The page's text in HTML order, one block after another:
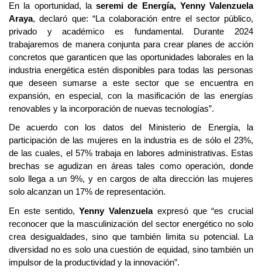
En la oportunidad, la seremi de Energía, Yenny Valenzuela
Araya, declaró que: “La colaboración entre el sector público,
privado y académico es fundamental. Durante 2024
trabajaremos de manera conjunta para crear planes de acción
concretos que garanticen que las oportunidades laborales en la
industria energética estén disponibles para todas las personas
que deseen sumarse a este sector que se encuentra en
expansión, en especial, con la masificación de las energías
renovables y la incorporación de nuevas tecnologías”.
De acuerdo con los datos del Ministerio de Energía, la
participación de las mujeres en la industria es de sólo el 23%,
de las cuales, el 57% trabaja en labores administrativas. Estas
brechas se agudizan en áreas tales como operación, donde
solo llega a un 9%, y en cargos de alta dirección las mujeres
solo alcanzan un 17% de representación.
En este sentido,Yenny Valenzuelaexpresó que “es crucial
reconocer que la masculinización del sector energético no solo
crea desigualdades, sino que también limita su potencial. La
diversidad no es solo una cuestión de equidad, sino también un
impulsor de la productividad y la innovación”.